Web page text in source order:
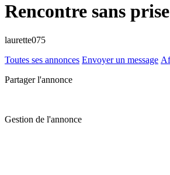
Rencontre sans
laurette075
Toutes ses annonces Envoyer un message
Partager l'annonce
Gestion de l'annonce